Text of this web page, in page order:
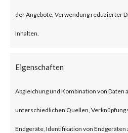
der Angebote, Verwendung reduzierter
Inhalten.
Eigenschaften
Abgleichung und Kombination von Daten
unterschiedlichen Quellen,
Endgeräte, Identifikation von Endgeräten
account to gain